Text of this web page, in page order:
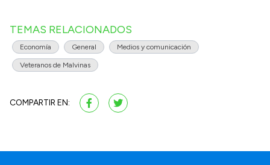
TEMAS RELACIONADOS
Economía General Medios y comunicación
Veteranos de Malvinas
COMPARTIR EN: